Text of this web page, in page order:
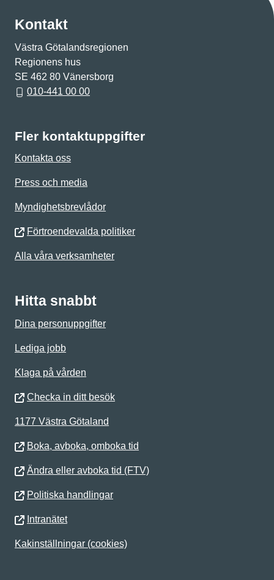
Kontakt
Västra Götalandsregionen
Regionens hus
SE 462 80 Vänersborg
010-441 00 00
Fler kontaktuppgifter
Kontakta oss
Press och media
Myndighetsbrevlådor
Förtroendevalda politiker
Alla våra verksamheter
Hitta snabbt
Dina personuppgifter
Lediga jobb
Klaga på vården
Checka in ditt besök
1177 Västra Götaland
Boka, avboka, omboka tid
Ändra eller avboka tid (FTV)
Politiska handlingar
Intranätet
Kakinställningar (cookies)